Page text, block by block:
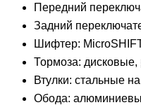
Передний
Задний
Шифтер:
Тормоза:
Втулки: стальные
Обода: